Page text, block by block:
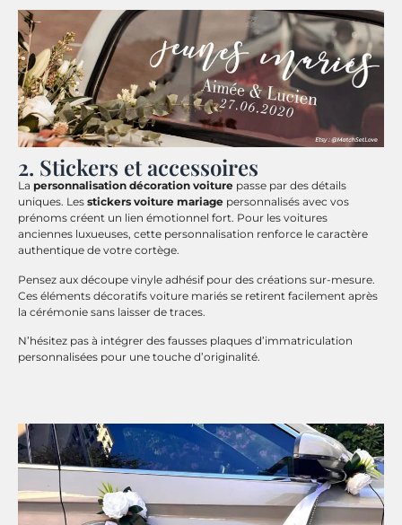
2. Stickers et accessoires
La personnalisation décoration voiture passe par des détails
uniques. Les stickers voiture mariage personnalisés avec vos
prénoms créent un lien émotionnel fort. Pour les voitures
anciennes luxueuses, cette personnalisation renforce le caractère
authentique de votre cortège.
Pensez aux découpe vinyle adhésif pour des créations sur-mesure.
Ces éléments décoratifs voiture mariés se retirent facilement après
la cérémonie sans laisser de traces.
N’hésitez pas à intégrer des fausses plaques d’immatriculation
personnalisées pour une touche d’originalité.